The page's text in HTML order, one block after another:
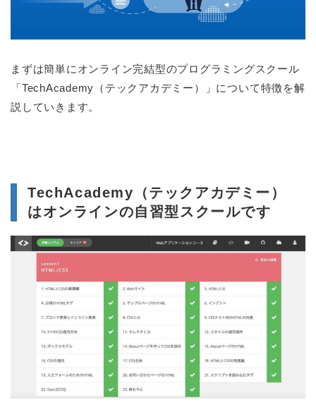
まずは簡単にオンライン完結型のプログラミングスクール
「TechAcademy（テックアカデミー）」について特徴を解
説していきます。
TechAcademy（テックアカデミー）
はオンラインの自習型スクールです